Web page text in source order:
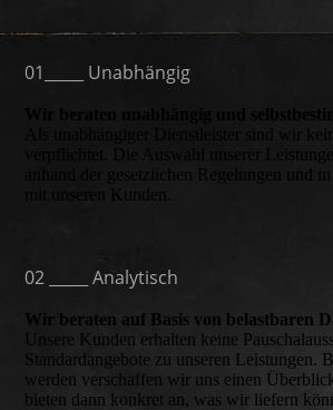
01_____ Unabhängig
Als unabhängiger Dienstleister sind wir
verpflichtet. Die Auswahl unserer
anhand der gesetzlichen Regelungen und
02 _____ Analytisch
Wir beraten auf Basis von belastbaren
Unsere Kunden erhalten keine
Standardangebote zu unseren Leistungen.
werden verschaffen wir uns einen
bieten dann konkret an, was wir liefern